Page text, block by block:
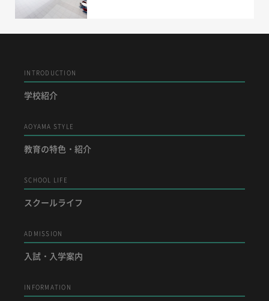
INTRODUCTION
学校紹介
AOYAMA STYLE
教育の特色・紹介
SCHOOL LIFE
スクールライフ
ADMISSION
入試・入学案内
INFORMATION